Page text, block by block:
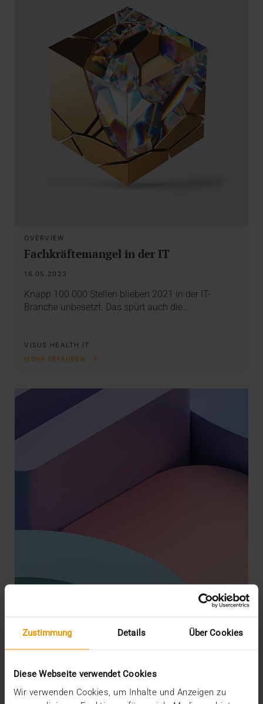
Zustimmung Details Über Cookies
Diese Webseite verwendet Cookies
Wir verwenden Cookies, um Inhalte und Anzeigen zu
OVERVIEW
Fachkräftemangel in der IT
16.05.2023
Knapp 100.000 Stellen blieben 2021 in der IT-
Branche unbesetzt. Das spürt auch die…
VISUS HEALTH IT
MEHR ERFAHREN
STORIES
Die Cloud, dein Freund und Helfer
09.05.2023
Die Frage, ob Krankenhaus-IT überhaupt in die